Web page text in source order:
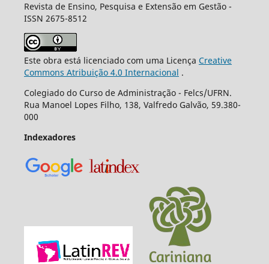
Revista de Ensino, Pesquisa e Extensão em Gestão -
ISSN 2675-8512
Este obra está licenciado com uma Licença Creative
Commons Atribuição 4.0 Internacional .
Colegiado do Curso de Administração - Felcs/UFRN.
Rua Manoel Lopes Filho, 138, Valfredo Galvão, 59.380-
000
Indexadores